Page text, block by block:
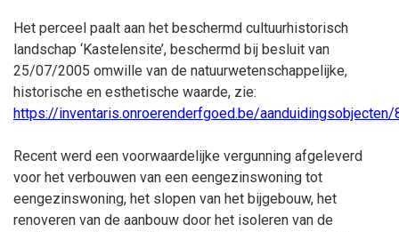
Het perceel paalt aan het beschermd cultuurhistorisch
landschap ‘Kastelensite’, beschermd bij besluit van
25/07/2005 omwille van de natuurwetenschappelijke,
historische en esthetische waarde, zie:
https://inventaris.onroerenderfgoed.be/aanduidingsobjecten/
Recent werd een voorwaardelijke vergunning afgeleverd
voor het verbouwen van een eengezinswoning tot
eengezinswoning, het slopen van het bijgebouw, het
renoveren van de aanbouw door het isoleren van de